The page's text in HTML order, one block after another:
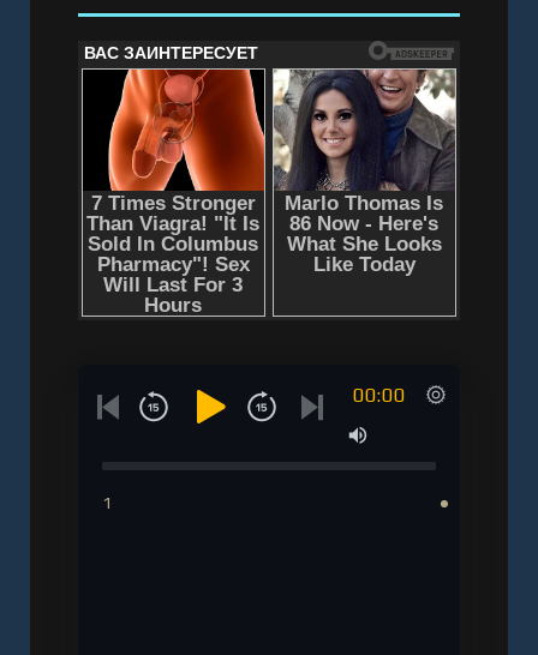
00:00
1